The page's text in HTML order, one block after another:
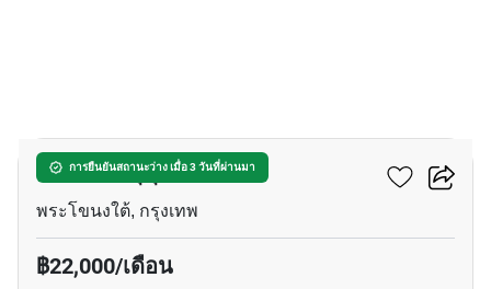
การยืนยันสถานะว่าง เมื่อ 3 วันที่ผ่านมา
เดอะ เบส สุขุมวิท 50
พระโขนงใต้, กรุงเทพ
฿22,000/เดือน